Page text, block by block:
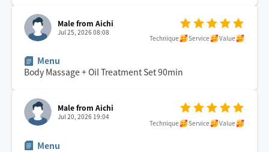
Male from Aichi
Jul 25, 2026 08:08
Technique Service Value
Menu
Body Massage + Oil Treatment Set90min
Male from Aichi
Jul 20, 2026 19:04
Technique Service Value
Menu